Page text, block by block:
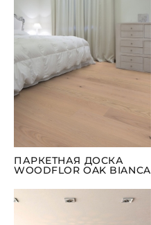
ПАРКЕТНАЯ ДОСКА
WOODFLOR OAK BIANCA